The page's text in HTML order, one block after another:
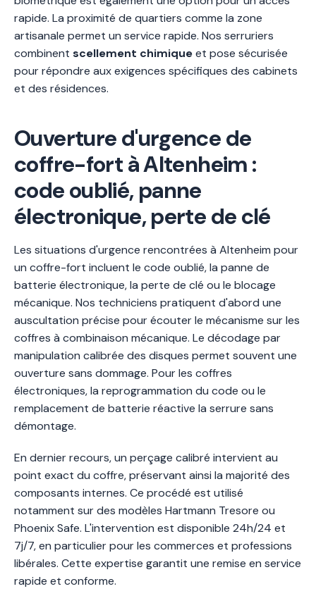
rapide. La proximité de quartiers comme la zone
artisanale permet un service rapide. Nos serruriers
combinent scellement chimiqueet pose sécurisée
pour répondre aux exigences spécifiques des cabinets
et des résidences.
Ouverture d'urgence de
coffre-fort à Altenheim :
code oublié, panne
électronique, perte de clé
Les situations d'urgence rencontrées à Altenheim pour
un coffre-fort incluent le code oublié, la panne de
batterie électronique, la perte de clé ou le blocage
mécanique. Nos techniciens pratiquent d'abord une
auscultation précise pour écouter le mécanisme sur les
coffres à combinaison mécanique. Le décodage par
manipulation calibrée des disques permet souvent une
ouverture sans dommage. Pour les coffres
électroniques, la reprogrammation du code ou le
remplacement de batterie réactive la serrure sans
démontage.
En dernier recours, un perçage calibré intervient au
point exact du coffre, préservant ainsi la majorité des
composants internes. Ce procédé est utilisé
notamment sur des modèles Hartmann Tresore ou
Phoenix Safe. L'intervention est disponible 24h/24 et
7j/7, en particulier pour les commerces et professions
libérales. Cette expertise garantit une remise en service
rapide et conforme.